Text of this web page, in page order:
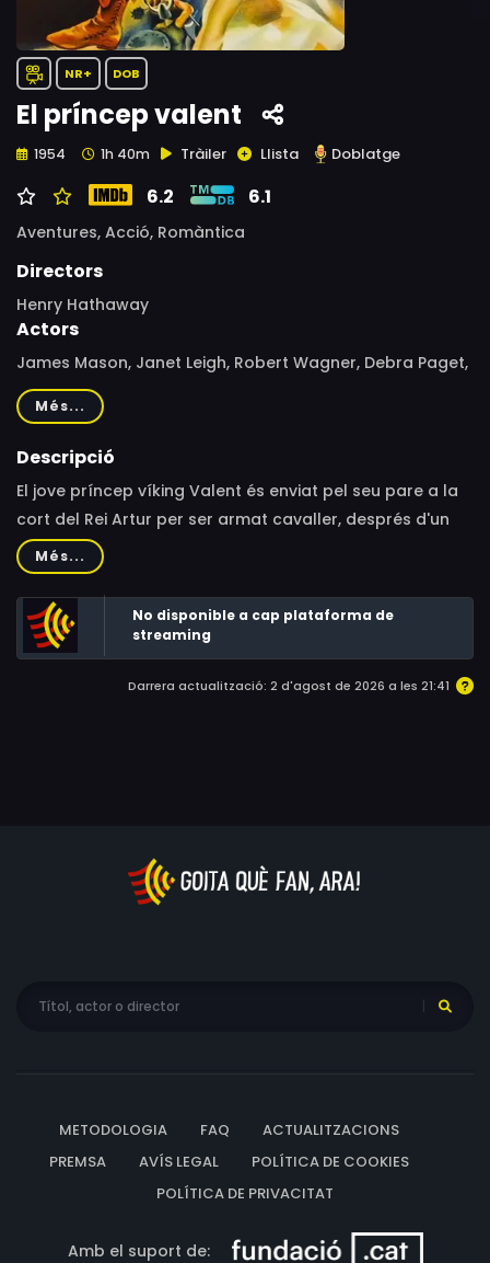
NR+ DOB
El príncep valent
1954 1h 40m Tràiler Llista Doblatge
6.2 6.1
Aventures, Acció, Romàntica
Directors
Henry Hathaway
Actors
James Mason, Janet Leigh, Robert Wagner, Debra Paget,
Sterling Hayden, Victor McLaglen, Donald Crisp, Brian
Aherne, Barry Jones, Mary Philips, Howard Wendell, Tom
Conway, Sammy Ogg
Més...
Descripció
El jove príncep víking Valent és enviat pel seu pare a la
cort del Rei Artur per ser armat cavaller, després d'un
estricte ensinistrament. El seu objectiu és estar preparat
per enfrontar-se al tirànic Slaigon que ha usurpat el
tron ​​del pare. Cura producció que adapta un
personatge de còmic.
Més...
No disponible a cap plataforma de
streaming
Darrera actualització: 2 d'agost de 2026 a les 21:41
METODOLOGIA FAQ
ACTUALITZACIONS
PREMSA
AVÍS LEGAL
POLÍTICA DE COOKIES
POLÍTICA DE PRIVACITAT
Amb el suport de: